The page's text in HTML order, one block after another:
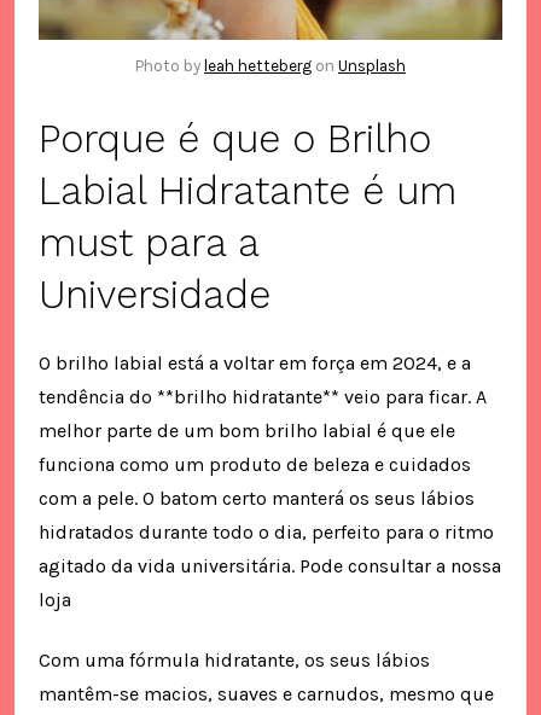
Photo by leah hettebergon Unsplash
Porque é que o Brilho
Labial Hidratante é um
must para a
Universidade
O brilho labial está a voltar em força em 2024, e a
tendência do **brilho hidratante** veio para ficar. A
melhor parte de um bom brilho labial é que ele
funciona como um produto de beleza e cuidados
com a pele. O batom certo manterá os seus lábios
hidratados durante todo o dia, perfeito para o ritmo
agitado da vida universitária. Pode consultar a nossa
loja
Com uma fórmula hidratante, os seus lábios
mantêm-se macios, suaves e carnudos, mesmo que